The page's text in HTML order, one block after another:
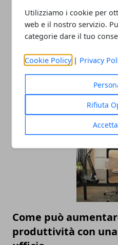
Utilizziamo i cookie per
web e il nostro servizio.
categorie dare il tuo
Cookie Policy | Privacy
Rifiuta
Come raggiungere
aziendale: gli step
Come può
produttività con